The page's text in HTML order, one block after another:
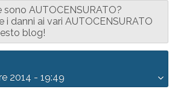
AUTOCENSURATO?
i danni ai vari AUTOCENSURATO
blog!
2014 - 19:49